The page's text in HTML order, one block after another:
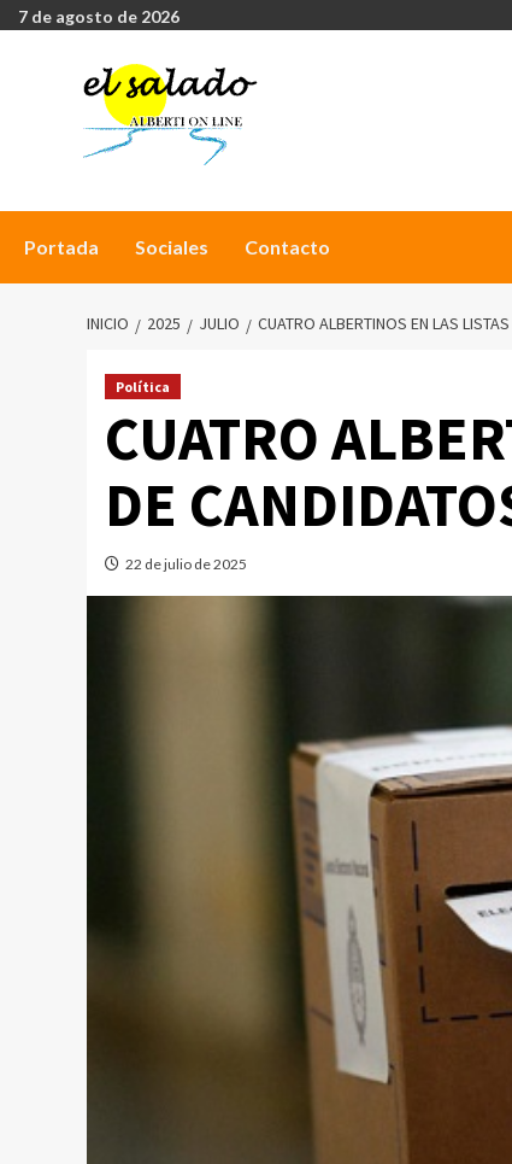
7 de agosto de 2026
Portada Sociales Contacto
INICIO 2025 JULIO CUATRO ALBERTINOS EN LAS
Política
CUATRO
DE
22 de julio de 2025